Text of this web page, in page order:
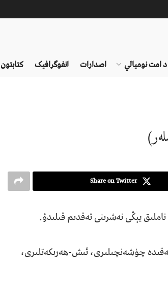
د امت نومیالي اصدارات انفوګرافیک کتابتون
Share on Twitter
ناملىق يېڭى نەشرىنى تەقدىم قىلىدۇ.
ئەقىدە چۈشەنچىلىرى، ئىش-ھەرىكەتلىرى،